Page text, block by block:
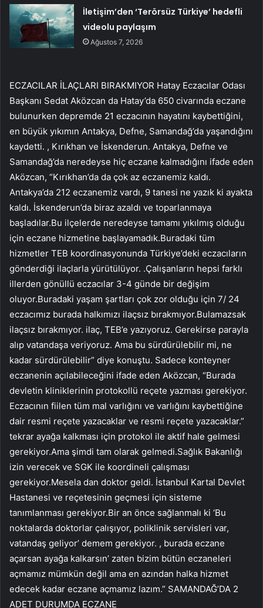
İletişim’den ‘Terörsüz Türkiye’ hedefli
videolu paylaşım
Ağustos 7, 2026
ECZACILAR İLAÇLARI BIRAKMIYOR Hatay Eczacılar Odası
Başkanı Sedat Aközcan da Hatay’da 650 civarında eczane
bulunurken depremde 21 eczacının hayatını kaybettiğini,
en büyük yıkımın Antakya, Defne, Samandağ’da yaşandığını
kaydetti. , Kırıkhan ve İskenderun. Antakya, Defne ve
Samandağ’da neredeyse hiç eczane kalmadığını ifade eden
Aközcan, “Kırıkhan’da da çok az eczanemiz kaldı.
Antakya’da 212 eczanemiz vardı, 9 tanesi ne yazık ki ayakta
kaldı. İskenderun’da biraz azaldı ve toparlanmaya
başladılar.Bu ilçelerde neredeyse tamamı yıkılmış olduğu
için eczane hizmetine başlayamadık.Buradaki tüm
hizmetler TEB koordinasyonunda Türkiye’deki eczacıların
gönderdiği ilaçlarla yürütülüyor. .Çalışanların hepsi farklı
illerden gönüllü eczacılar 3-4 günde bir değişim
oluyor.Buradaki yaşam şartları çok zor olduğu için 7/ 24
eczacımız burada halkımızı ilaçsız bırakmıyor.Bulamazsak
ilaçsız bırakmıyor. ilaç, TEB’e yazıyoruz. Gerekirse parayla
alıp vatandaşa veriyoruz. Ama bu sürdürülebilir mi, ne
kadar sürdürülebilir” diye konuştu. Sadece konteyner
eczanenin açılabileceğini ifade eden Aközcan, “Burada
devletin kliniklerinin protokollü reçete yazması gerekiyor.
Eczacının fiilen tüm mal varlığını ve varlığını kaybettiğine
dair resmi reçete yazacaklar ve resmi reçete yazacaklar.”
tekrar ayağa kalkması için protokol ile aktif hale gelmesi
gerekiyor.Ama şimdi tam olarak gelmedi.Sağlık Bakanlığı
izin verecek ve SGK ile koordineli çalışması
gerekiyor.Mesela dan doktor geldi. İstanbul Kartal Devlet
Hastanesi ve reçetesinin geçmesi için sisteme
tanımlanması gerekiyor.Bir an önce sağlanmalı ki ‘Bu
noktalarda doktorlar çalışıyor, poliklinik servisleri var,
vatandaş geliyor’ demem gerekiyor. , burada eczane
açarsan ayağa kalkarsın’ zaten bizim bütün eczaneleri
açmamız mümkün değil ama en azından halka hizmet
edecek kadar eczane açmamız lazım.” SAMANDAĞ’DA 2
ADET DURUMDA ECZANE